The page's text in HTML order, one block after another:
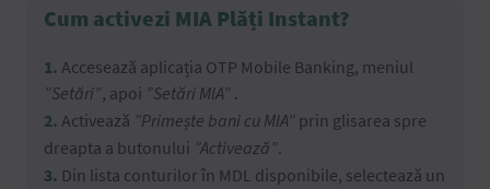
Cum activezi MIA Plăți Instant?
1. Accesează aplicația OTP Mobile Banking, meniul
”Setări”, apoi ”Setări MIA” .
2. Activează ”Primește bani cu MIA” prin glisarea spre
dreapta a butonului ”Activează”.
3. Din lista conturilor în MDL disponibile, selectează un